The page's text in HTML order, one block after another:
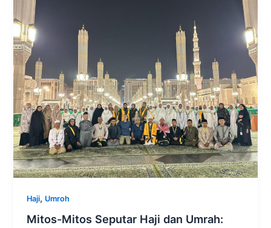
Haji, Umroh
Mitos-Mitos Seputar Haji dan Umrah: